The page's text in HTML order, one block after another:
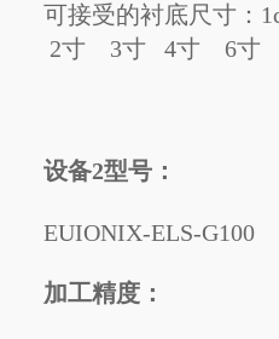
可接受的衬底尺寸：
2寸 3寸 4寸 6寸
设备2型号：
EUIONIX-ELS-G100
加工精度：